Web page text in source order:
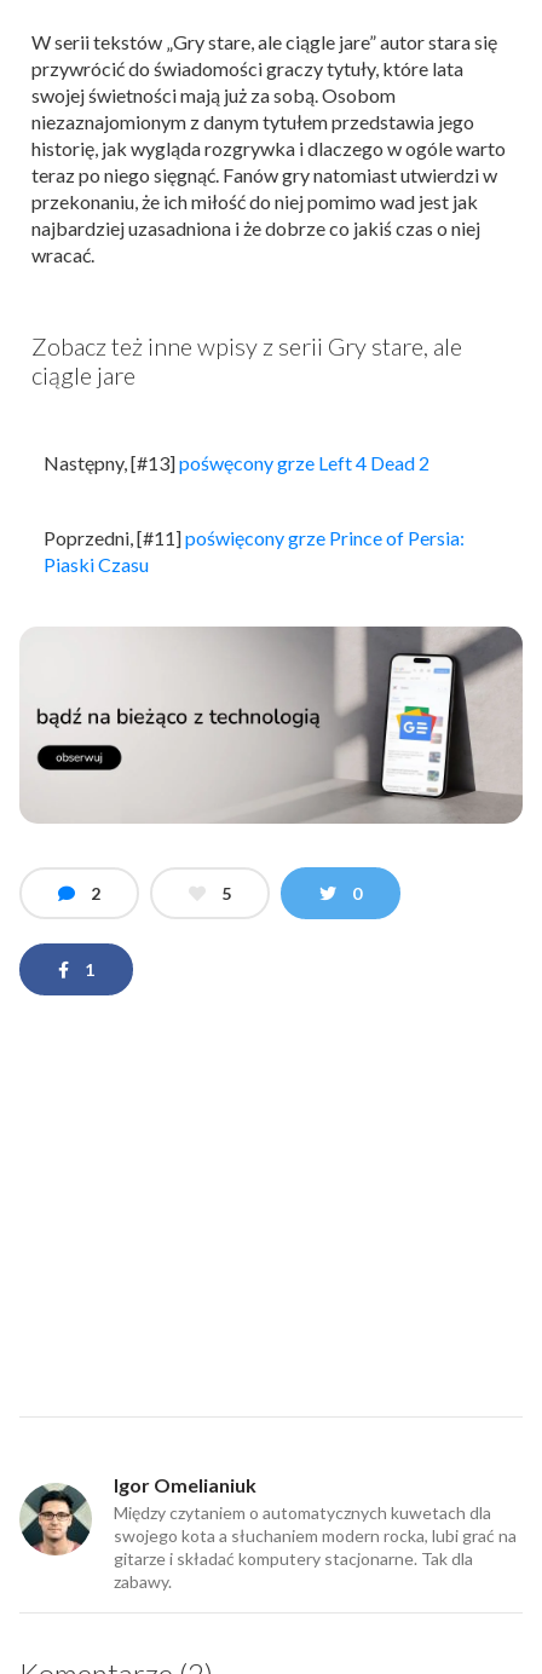
W serii tekstów „Gry stare, ale ciągle jare” autor stara się
przywrócić do świadomości graczy tytuły, które lata
swojej świetności mają już za sobą. Osobom
niezaznajomionym z danym tytułem przedstawia jego
historię, jak wygląda rozgrywka i dlaczego w ogóle warto
teraz po niego sięgnąć. Fanów gry natomiast utwierdzi w
przekonaniu, że ich miłość do niej pomimo wad jest jak
najbardziej uzasadniona i że dobrze co jakiś czas o niej
wracać.
Zobacz też inne wpisy z serii Gry stare, ale
ciągle jare
Następny, [#13]pośwęcony grze Left 4 Dead 2
Poprzedni, [#11]poświęcony grze Prince of Persia:
Piaski Czasu
2 5 0
1
Igor Omelianiuk
Między czytaniem o automatycznych kuwetach dla
swojego kota a słuchaniem modern rocka, lubi grać na
gitarze i składać komputery stacjonarne. Tak dla
zabawy.